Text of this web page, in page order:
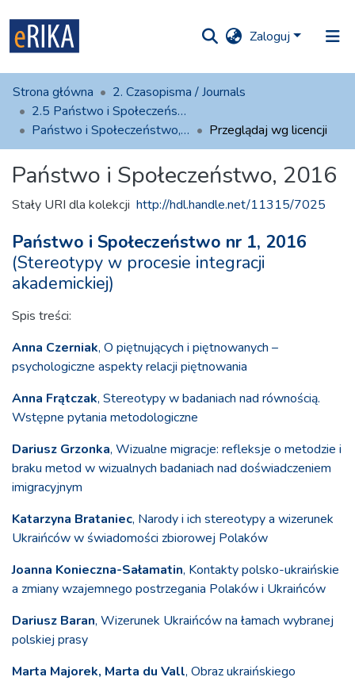
Zaloguj
i
Informacja
Dla autorów
Kontakt
Strona główna
2. Czasopisma / Journals
2.5 Państwo i Społeczeństwo
Państwo i Społeczeństwo, 2016
Przeglądaj wg licencji
Państwo i Społeczeństwo, 2016
Stały URI dla kolekcji http://hdl.handle.net/11315/7025
Państwo i Społeczeństwo nr 1, 2016
(Stereotypy w procesie integracji
akademickiej)
Spis treści:
Anna Czerniak, O piętnujących i piętnowanych –
psychologiczne aspekty relacji piętnowania
Anna Frątczak, Stereotypy w badaniach nad równością.
Wstępne pytania metodologiczne
Dariusz Grzonka, Wizualne migracje: refleksje o metodzie i
braku metod w wizualnych badaniach nad doświadczeniem
imigracyjnym
Katarzyna Brataniec, Narody i ich stereotypy a wizerunek
Ukraińców w świadomości zbiorowej Polaków
Joanna Konieczna-Sałamatin, Kontakty polsko-ukraińskie
a zmiany wzajemnego postrzegania Polaków i Ukraińców
Dariusz Baran, Wizerunek Ukraińców na łamach wybranej
polskiej prasy
Marta Majorek, Marta du Vall, Obraz ukraińskiego